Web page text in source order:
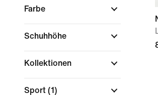
Farbe
Schuhhöhe
Kollektionen
Sport (1)